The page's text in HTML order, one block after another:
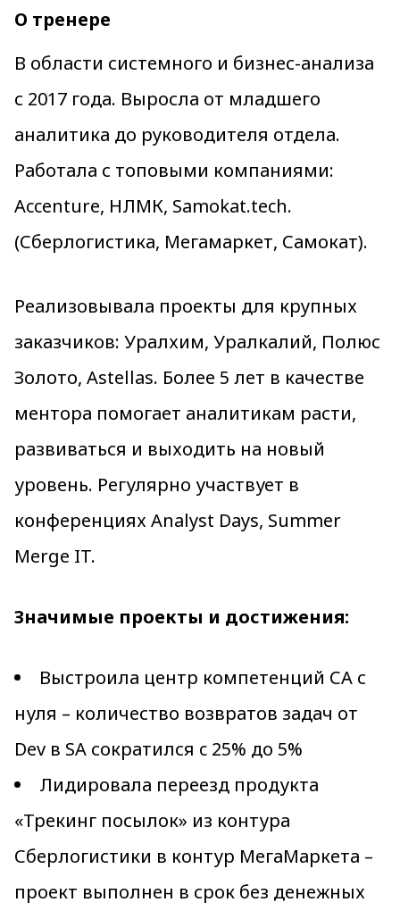
О тренере
В области системного и бизнес-анализа
с 2017 года. Выросла от младшего
аналитика до руководителя отдела.
Работала с топовыми компаниями:
Accenture, НЛМК, Samokat.tech.
(Сберлогистика, Мегамаркет, Самокат).
Реализовывала проекты для крупных
заказчиков: Уралхим, Уралкалий, Полюс
Золото, Astellas. Более 5 лет в качестве
ментора помогает аналитикам расти,
развиваться и выходить на новый
уровень. Регулярно участвует в
конференциях Analyst Days, Summer
Merge IT.
Значимые проекты и достижения:
Выстроила центр компетенций СА с
нуля – количество возвратов задач от
Dev в SA сократился c 25% до 5%
Лидировала переезд продукта
«Трекинг посылок» из контура
Сберлогистики в контур МегаМаркета –
проект выполнен в срок без денежных